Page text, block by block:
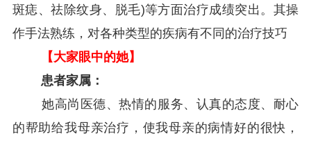
斑痣、祛除纹身、脱毛)等方面治疗成绩突出。其操
作手法熟练，对各种类型的疾病有不同的治疗技巧
【大家眼中的她】
患者家属：
她高尚医德、热情的服务、认真的态度、耐心
的帮助给我母亲治疗，使我母亲的病情好的很快，